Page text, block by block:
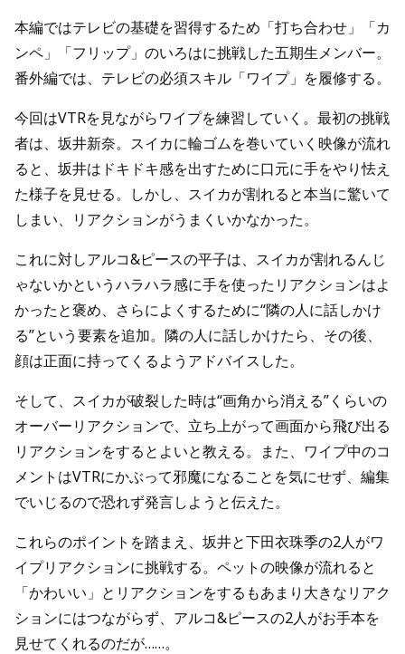
本編ではテレビの基礎を習得するため「打ち合わせ」「カ
ンペ」「フリップ」のいろはに挑戦した五期生メンバー。
番外編では、テレビの必須スキル「ワイプ」を履修する。
今回はVTRを見ながらワイプを練習していく。最初の挑戦
者は、坂井新奈。スイカに輪ゴムを巻いていく映像が流れ
ると、坂井はドキドキ感を出すために口元に手をやり怯え
た様子を見せる。しかし、スイカが割れると本当に驚いて
しまい、リアクションがうまくいかなかった。
これに対しアルコ&ピースの平子は、スイカが割れるんじ
ゃないかというハラハラ感に手を使ったリアクションはよ
かったと褒め、さらによくするために“隣の人に話しかけ
る”という要素を追加。隣の人に話しかけたら、その後、
顔は正面に持ってくるようアドバイスした。
そして、スイカが破裂した時は“画角から消える”くらいの
オーバーリアクションで、立ち上がって画面から飛び出る
リアクションをするとよいと教える。また、ワイプ中のコ
メントはVTRにかぶって邪魔になることを気にせず、編集
でいじるので恐れず発言しようと伝えた。
これらのポイントを踏まえ、坂井と下田衣珠季の2人がワ
イプリアクションに挑戦する。ペットの映像が流れると
「かわいい」とリアクションをするもあまり大きなリアク
ションにはつながらず、アルコ&ピースの2人がお手本を
見せてくれるのだが……。